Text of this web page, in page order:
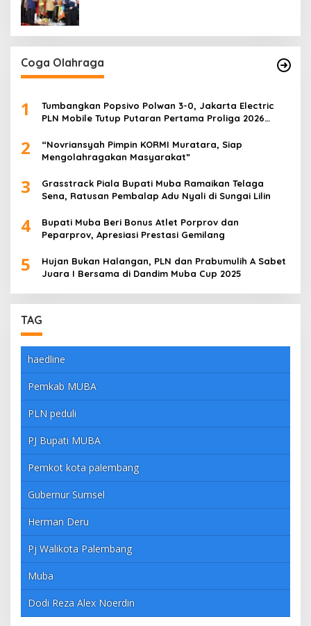
Coga Olahraga
1
Tumbangkan Popsivo Polwan 3-0, Jakarta Electric
PLN Mobile Tutup Putaran Pertama Proliga 2026
2
“Novriansyah Pimpin KORMI Muratara, Siap
Mengolahragakan Masyarakat”
3
Grasstrack Piala Bupati Muba Ramaikan Telaga
Sena, Ratusan Pembalap Adu Nyali di Sungai Lilin
4
Bupati Muba Beri Bonus Atlet Porprov dan
Peparprov, Apresiasi Prestasi Gemilang
5
Hujan Bukan Halangan, PLN dan Prabumulih A Sabet
Juara I Bersama di Dandim Muba Cup 2025
TAG
haedline
Pemkab MUBA
PLN peduli
PJ Bupati MUBA
Pemkot kota palembang
Gubernur Sumsel
Herman Deru
Pj Walikota Palembang
Muba
Dodi Reza Alex Noerdin